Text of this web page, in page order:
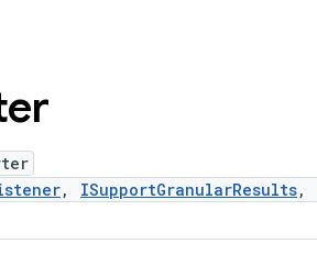
, ISupportGranularResults,